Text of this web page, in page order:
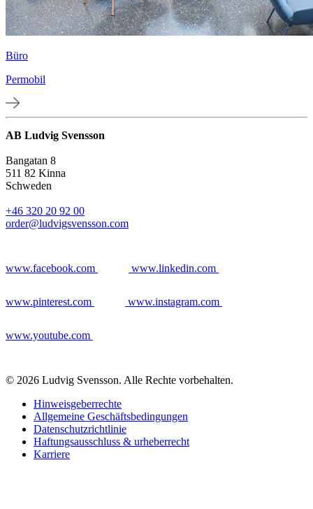
Büro
Permobil
AB Ludvig Svensson
Bangatan 8
511 82 Kinna
Schweden
+46 320 20 92 00
order@ludvigsvensson.com
www.facebook.com www.linkedin.com
www.pinterest.com www.instagram.com
www.youtube.com
© 2026 Ludvig Svensson. Alle Rechte vorbehalten.
Hinweisgeberrechte
Allgemeine Geschäftsbedingungen
Datenschutzrichtlinie
Haftungsausschluss & urheberrecht
Karriere